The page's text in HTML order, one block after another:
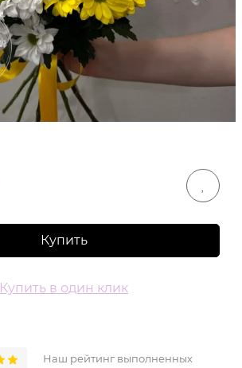
Купить
Купить в один клик
Наш рейтинг выполненных